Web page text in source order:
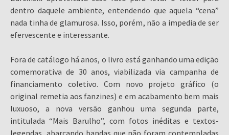
dentro daquele ambiente, entendendo que aquela “cena”
nada tinha de glamurosa. Isso, porém, não a impedia de ser
efervescente e interessante.
Fora de catálogo há anos, o livro está ganhando uma edição
comemorativa de 30 anos, viabilizada via campanha de
financiamento coletivo. Com novo projeto gráfico (o
original remetia aos fanzines) e em acabamento bem mais
luxuoso, a nova versão ganhou uma segunda parte,
intitulada “Mais Barulho”, com fotos inéditas e textos-